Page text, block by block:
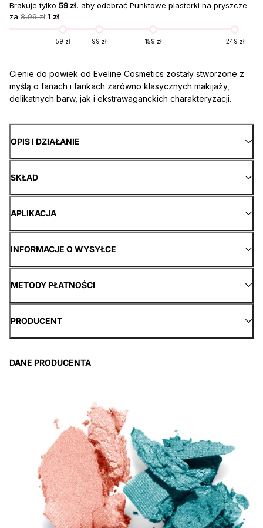
Brakuje tylko 59 zł, aby odebrać Punktowe plasterki na pryszcze
za 8,99 zł 1 zł
59 zł 99 zł 159 zł 249 zł
Cienie do powiek od Eveline Cosmetics zostały stworzone z
myślą o fanach i fankach zarówno klasycznych makijaży,
delikatnych barw, jak i ekstrawaganckich charakteryzacji.
OPIS I DZIAŁANIE
SKŁAD
APLIKACJA
INFORMACJE O WYSYŁCE
METODY PŁATNOŚCI
PRODUCENT
DANE PRODUCENTA